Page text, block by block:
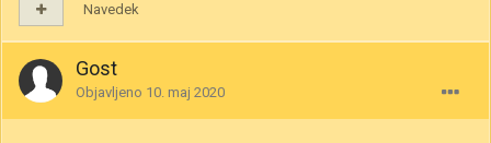
Navedek
Gost
Objavljeno 10. maj 2020